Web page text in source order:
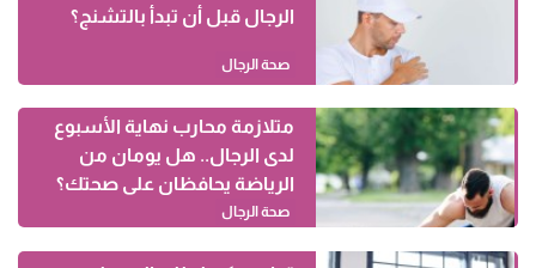
الرجال قبل أن تبدأ بالتشنج؟
صحة الرجال
متلازمة محارب نهاية الأسبوع
لدى الرجال.. هل يومان من
الرياضة يحافظان على صحتك؟
صحة الرجال